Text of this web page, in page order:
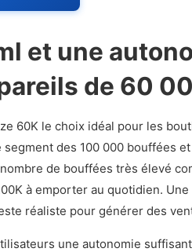
et une
de 60
60K le choix idéal pour les
des 100 000 bouffées
de bouffées très élevé
à emporter au quotidien.
réaliste pour générer des
une autonomie